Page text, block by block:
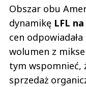
Obszar obu
dynamikę LFL
cen
wolumen z
tym wspomnieć,
sprzedaż